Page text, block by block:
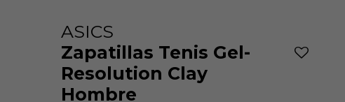
ASICS
Zapatillas Tenis Gel-
Resolution Clay
Hombre